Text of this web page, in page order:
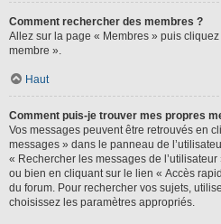
Comment rechercher des membres ?
Allez sur la page « Membres » puis
membre ».
Haut
Comment puis-je trouver mes propres
Vos messages peuvent être retrouvés en
messages » dans le panneau de
« Rechercher les messages de
ou bien en cliquant sur le lien « Accès
du forum. Pour rechercher vos sujets,
choisissez les paramètres appropriés.